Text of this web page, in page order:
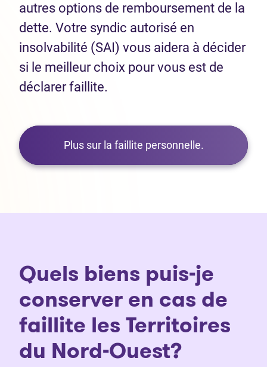
autres options de remboursement de la
dette. Votre syndic autorisé en
insolvabilité (SAI) vous aidera à décider
si le meilleur choix pour vous est de
déclarer faillite.
Plus sur la faillite personnelle.
Quels biens puis-je
conserver en cas de
faillite les Territoires
du Nord-Ouest?